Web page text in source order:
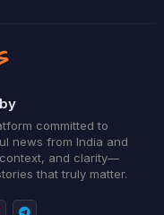
committed to
news from India and
and clarity—
that truly matter.